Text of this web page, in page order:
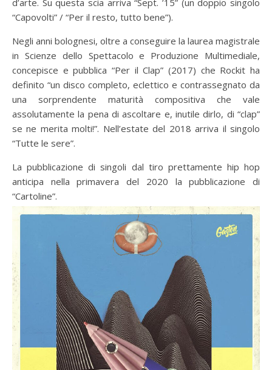
d’arte. Su questa scia arriva “Sept. ’15” (un doppio singolo
“Capovolti” / “Per il resto, tutto bene”).
Negli anni bolognesi, oltre a conseguire la laurea magistrale
in Scienze dello Spettacolo e Produzione Multimediale,
concepisce e pubblica “Per il Clap” (2017) che Rockit ha
definito “un disco completo, eclettico e contrassegnato da
una sorprendente maturità compositiva che vale
assolutamente la pena di ascoltare e, inutile dirlo, di “clap”
se ne merita molti!”. Nell’estate del 2018 arriva il singolo
“Tutte le sere”.
La pubblicazione di singoli dal tiro prettamente hip hop
anticipa nella primavera del 2020 la pubblicazione di
“Cartoline”.